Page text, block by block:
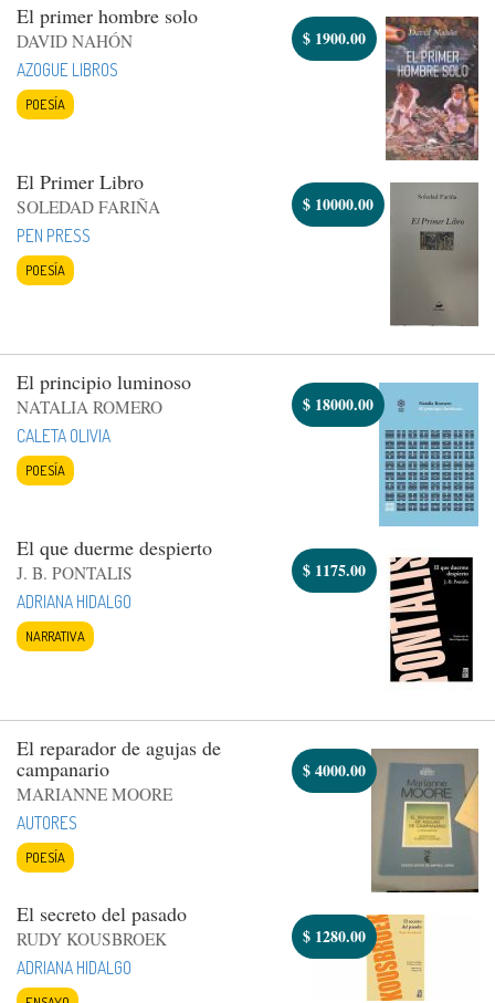
El primer hombre solo
DAVID NAHÓN
AZOGUE LIBROS
POESÍA
$ 1900.00
El Primer Libro
SOLEDAD FARIÑA
PEN PRESS
POESÍA
$ 10000.00
El principio luminoso
NATALIA ROMERO
CALETA OLIVIA
POESÍA
$ 18000.00
El que duerme despierto
J. B. PONTALIS
ADRIANA HIDALGO
NARRATIVA
$ 1175.00
El reparador de agujas de
campanario
MARIANNE MOORE
AUTORES
POESÍA
$4000.00
El secreto del pasado
RUDY KOUSBROEK
ADRIANA HIDALGO
$ 1280.00